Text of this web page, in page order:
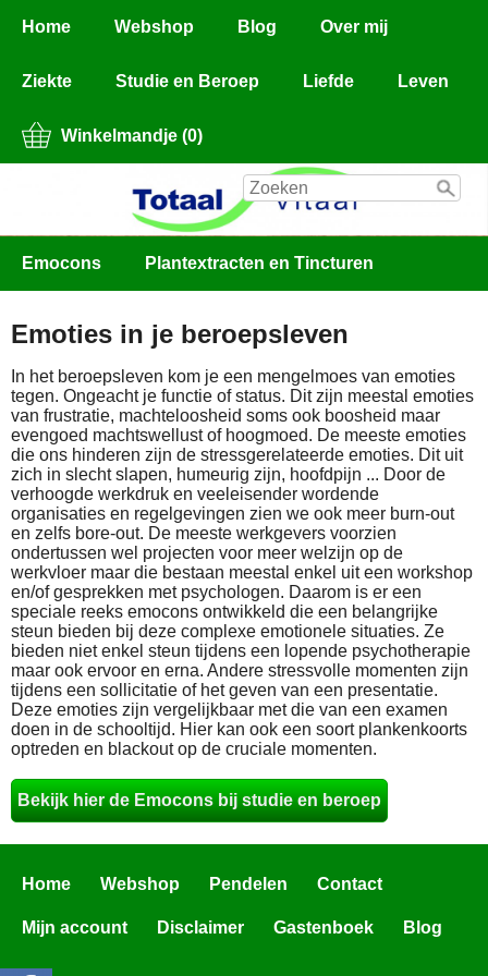
Home Webshop Blog Over mij
Ziekte Studie en Beroep Liefde Leven
Winkelmandje (0)
Emocons Plantextracten en Tincturen
Emoties in je beroepsleven
In het beroepsleven kom je een mengelmoes van emoties
tegen. Ongeacht je functie of status. Dit zijn meestal emoties
van frustratie, machteloosheid soms ook boosheid maar
evengoed machtswellust of hoogmoed. De meeste emoties
die ons hinderen zijn de stressgerelateerde emoties. Dit uit
zich in slecht slapen, humeurig zijn, hoofdpijn ... Door de
verhoogde werkdruk en veeleisender wordende
organisaties en regelgevingen zien we ook meer burn-out
en zelfs bore-out. De meeste werkgevers voorzien
ondertussen wel projecten voor meer welzijn op de
werkvloer maar die bestaan meestal enkel uit een workshop
en/of gesprekken met psychologen. Daarom is er een
speciale reeks emocons ontwikkeld die een belangrijke
steun bieden bij deze complexe emotionele situaties. Ze
bieden niet enkel steun tijdens een lopende psychotherapie
maar ook ervoor en erna. Andere stressvolle momenten zijn
tijdens een sollicitatie of het geven van een presentatie.
Deze emoties zijn vergelijkbaar met die van een examen
doen in de schooltijd. Hier kan ook een soort plankenkoorts
optreden en blackout op de cruciale momenten.
Bekijk hier de Emocons bij studie en beroep
Home Webshop Pendelen Contact
Mijn account Disclaimer Gastenboek Blog